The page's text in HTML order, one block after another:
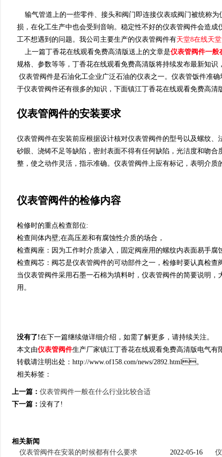
输气管道上的一些零件、接头和阀门即连接仪表或阀门被统称
损，在化工生产中也会受到音响。稳定性不好的仪表管阀件会造
工不想遇到的问题。我公司主要生产的仪表管阀件有天堂8在线天
上一篇丁香花在线观看免费高清版送上的文章是仪表管阀件一般
规格、参数等等，丁香花在线观看免费高清版将持续发布最新知识
仪表管阀件是石油化工企业广泛石油的仪表之一。仪表管饭件准
于仪表管阀件还有很多的知识，下面镇江丁香花在线观看免费高清
仪表管阀件的安装要求
仪表管阀件在安装前应根据设计核对仪表管阀件的型号以及螺纹、法
砂眼、浇铸不足等缺陷，密封表面不得有任何缺陷，光洁度
整，使之动作灵活，指示准确。仪表管阀件上应有标记，表明
仪表管阀件的检修内容
检修时的重点检查部位:
检查间体内壁;在高压差和有腐蚀性介质的场合，
检查阀座：因为工作时介质渗入，固定阀座用的螺纹内表面易手
检查阀芯：阀芯是仪表管阀件的可动部件之一，检修时要认真检查阀
当仪表管阀件采用石墨一石棉为填料时，仪表管阀件的简要说明
用。
没有了!在下一篇继续做详细介绍，如需了解更多，请持续关注。
本文由仪表管阀件生产厂家镇江丁香花在线观看免费高清版电气有限
转载请注明出处：http://www.of158.com/news/2892.html。
相关标签：
上一篇： 仪表管阀件一般在什么行业比较合适
下一篇： 没有了!
相关新闻
仪表管阀件在安装的时候都有什么要求
2022-05-16